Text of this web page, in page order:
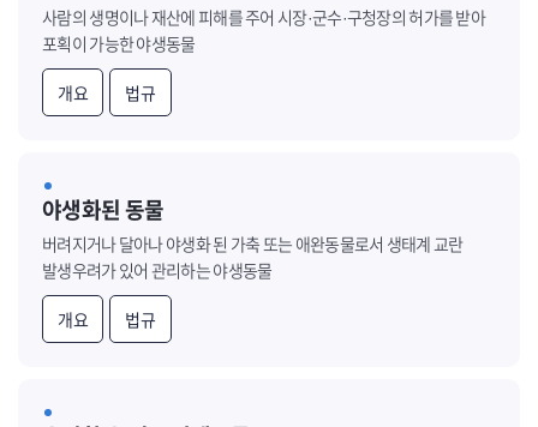
사람의 생명이나 재산에 피해를 주어 시장·군수·구청장의 허가를 받아
포획이 가능한 야생동물
개요 법규
야생화된 동물
버려지거나 달아나 야생화 된 가축 또는 애완동물로서 생태계 교란
발생우려가 있어 관리하는 야생동물
개요 법규